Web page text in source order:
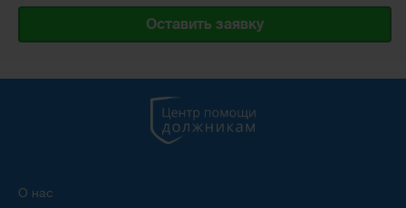
Оставить заявку
О нас